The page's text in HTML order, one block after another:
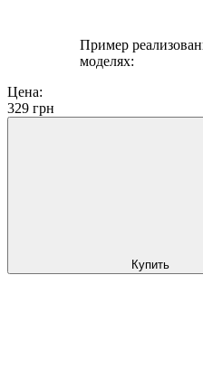
Пример
моделях:
Цена:
329 грн
Купить